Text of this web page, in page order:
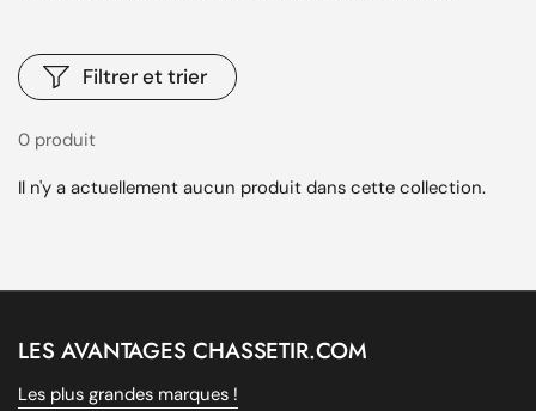
0 produit
Filtrer et trier
Il n'y a actuellement aucun produit dans cette collection.
LES AVANTAGES CHASSETIR.COM
Les plus grandes marques !